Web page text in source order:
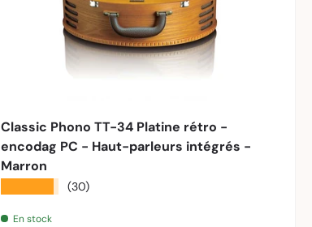
Classic Phono TT-34 Platine rétro -
encodag PC - Haut-parleurs intégrés -
Marron
(30)
En stock